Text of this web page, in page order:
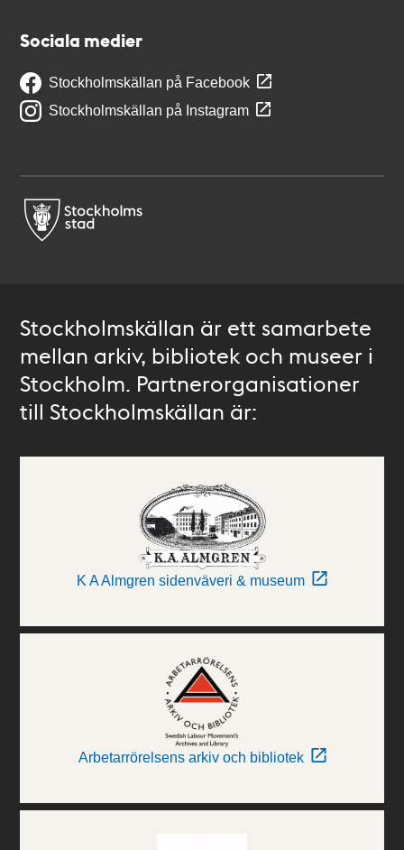
Sociala medier
Stockholmskällan på Facebook
Stockholmskällan på Instagram
Stockholmskällan är ett samarbete
mellan arkiv, bibliotek och museer i
Stockholm. Partnerorganisationer
till Stockholmskällan är:
K A Almgren sidenväveri & museum
Arbetarrörelsens arkiv och bibliotek